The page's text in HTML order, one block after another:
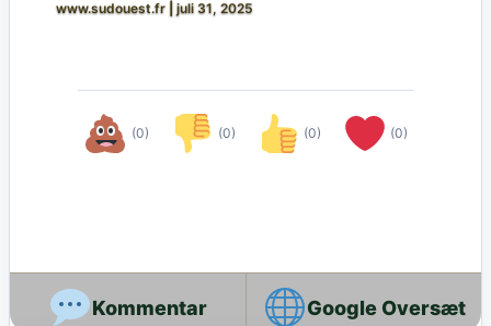
www.sudouest.fr juli 31, 2025
(0) (0) (0) (0)
Google Oversæt